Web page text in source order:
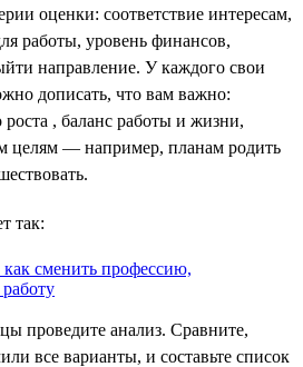
оценки: соответствие интересам,
работы, уровень финансов,
направление. У каждого свои
дописать, что вам важно:
роста , баланс работы и жизни,
целям — например, планам родить
так:
проведите анализ. Сравните,
все варианты, и составьте список